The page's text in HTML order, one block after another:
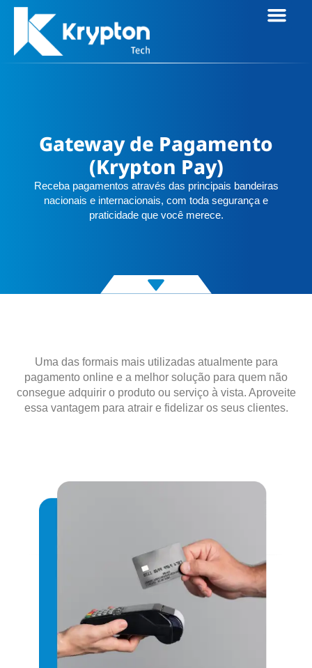
Gateway de Pagamento
(Krypton Pay)
Receba pagamentos através das principais bandeiras
nacionais e internacionais, com toda segurança e
praticidade que você merece.
Uma das formais mais utilizadas atualmente para
pagamento online e a melhor solução para quem não
consegue adquirir o produto ou serviço à vista. Aproveite
essa vantagem para atrair e fidelizar os seus clientes.